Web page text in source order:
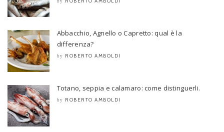
by
Abbacchio, Agnello o Capretto: qual è la
differenza?
by ROBERTO AMBOLDI
Totano, seppia e calamaro: come distinguerli.
by ROBERTO AMBOLDI